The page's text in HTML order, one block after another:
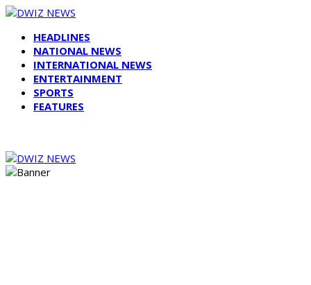
HEADLINES
NATIONAL NEWS
INTERNATIONAL NEWS
ENTERTAINMENT
SPORTS
FEATURES